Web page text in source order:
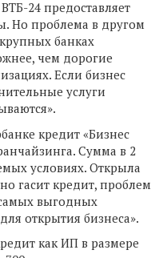
24 предоставляет
Но проблема в другом
банках
чем дорогие
Если бизнес
услуги
кредит «Бизнес
Сумма в 2
условиях. Открыла
гасит кредит, проблем
выгодных
открытия бизнеса».
как ИП в размере